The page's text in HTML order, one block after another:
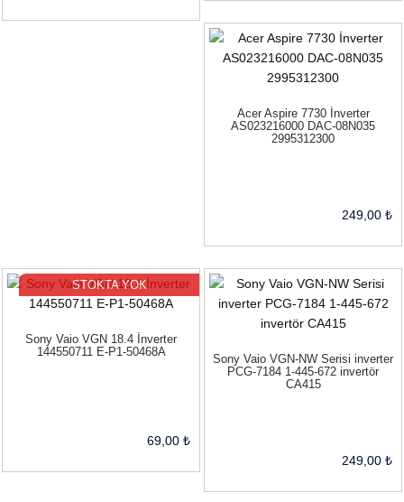
Acer Aspire 7730 İnverter
AS023216000 DAC-08N035
2995312300
249,00 ₺
STOKTA YOK
Sony Vaio VGN 18.4 İnverter
144550711 E-P1-50468A
69,00 ₺
Sony Vaio VGN-NW Serisi inverter
PCG-7184 1-445-672 invertör
CA415
249,00 ₺